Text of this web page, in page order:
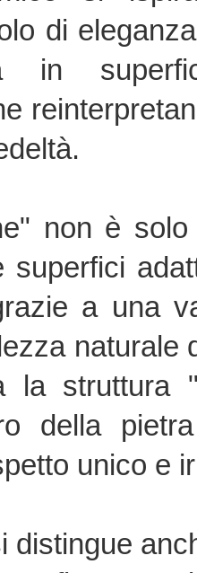
pietra
unico e
anche per
della pietra,
grazie
di
R11".
di
rendendola
a bordi piscina.